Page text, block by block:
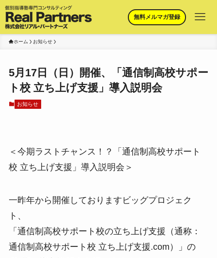
無料メルマガ登録
ホーム お知らせ
5月17日（日）開催、「通信制高校サポー
ト校 立ち上げ支援」導入説明会
お知らせ
＜今期ラストチャンス！？「通信制高校サポート
校 立ち上げ支援」導入説明会＞
一昨年から開催しておりますビッグプロジェク
ト、
「通信制高校サポート校の立ち上げ支援（通称：
通信制高校サポート校 立ち上げ支援.com）」の